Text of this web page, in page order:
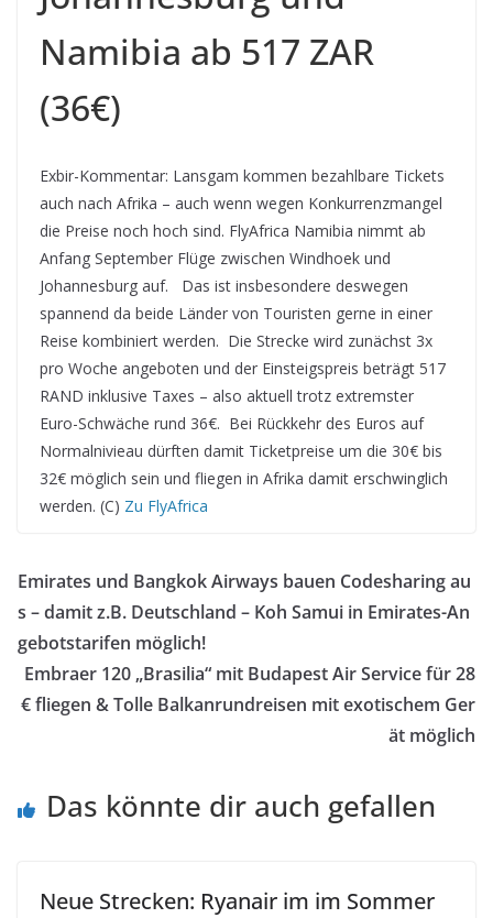
Namibia ab 517 ZAR
(36€)
Exbir-Kommentar: Lansgam kommen bezahlbare Tickets
auch nach Afrika – auch wenn wegen Konkurrenzmangel
die Preise noch hoch sind. FlyAfrica Namibia nimmt ab
Anfang September Flüge zwischen Windhoek und
Johannesburg auf. Das ist insbesondere deswegen
spannend da beide Länder von Touristen gerne in einer
Reise kombiniert werden. Die Strecke wird zunächst 3x
pro Woche angeboten und der Einsteigspreis beträgt 517
RAND inklusive Taxes – also aktuell trotz extremster
Euro-Schwäche rund 36€. Bei Rückkehr des Euros auf
Normalnivieau dürften damit Ticketpreise um die 30€ bis
32€ möglich sein und fliegen in Afrika damit erschwinglich
werden. (C) Zu FlyAfrica
Emirates und Bangkok Airways bauen Codesharing au
s – damit z.B. Deutschland – Koh Samui in Emirates-An
gebotstarifen möglich!
Embraer 120 „Brasilia“ mit Budapest Air Service für 28
€ fliegen & Tolle Balkanrundreisen mit exotischem Ger
ät möglich
Das könnte dir auch gefallen
Neue Strecken: Ryanair im im Sommer